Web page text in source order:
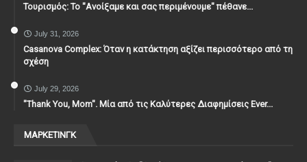
Τουρισμός: Το "Ανοίξαμε και σας περιμένουμε" πέθανε...
July 31, 2026
Casanova Complex: Όταν η κατάκτηση αξίζει περισσότερο από τη
σχέση
July 29, 2026
"Thank You, Mοm". Μία από τις Καλύτερες Διαφημίσεις Ever...
ΜΑΡΚΕΤΙΝΓΚ